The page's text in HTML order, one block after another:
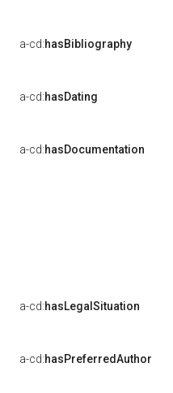
a-cd:hasBibliography
a-cd:hasDating
a-cd:hasDocumentation
a-cd:hasLegalSituation
a-cd:hasPreferredAuthor